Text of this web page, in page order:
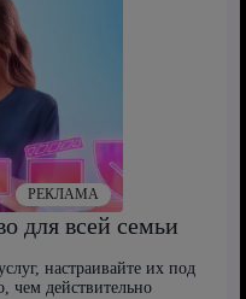
для всей семьи
настраивайте их под
чем действительно
РЕКЛАМА